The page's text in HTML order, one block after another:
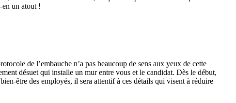
en un atout !
de l’embauche n’a pas beaucoup de sens aux yeux de cette
désuet qui installe un mur entre vous et le candidat. Dès le début,
être des employés, il sera attentif à ces détails qui visent à réduire